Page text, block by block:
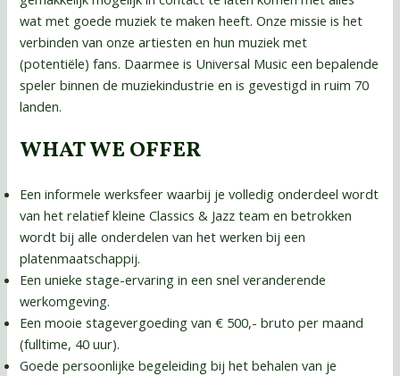
wat met goede muziek te maken heeft. Onze missie is het
verbinden van onze artiesten en hun muziek met
(potentiële) fans. Daarmee is Universal Music een bepalende
speler binnen de muziekindustrie en is gevestigd in ruim 70
landen.
WHAT WE OFFER
Een informele werksfeer waarbij je volledig onderdeel wordt
van het relatief kleine Classics & Jazz team en betrokken
wordt bij alle onderdelen van het werken bij een
platenmaatschappij.
Een unieke stage-ervaring in een snel veranderende
werkomgeving.
Een mooie stagevergoeding van € 500,- bruto per maand
(fulltime, 40 uur).
Goede persoonlijke begeleiding bij het behalen van je